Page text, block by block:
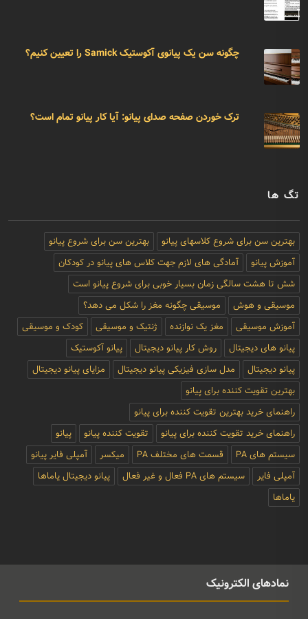
چگونه سن یک پیانوی آکوستیک Samick را تعیین کنیم؟
ترک خوردن صفحه صدای پیانو: آیا کار پیانو تمام است؟
تگ ها
بهترین سن برای شروع کلاسهای پیانو
بهترین سن برای شروع پیانو
آموزش پیانو
آمادگی های لازم جهت کلاس های پیانو در کودکان
شش تا هشت سالگی زمان بسیار خوبی برای شروع پیانو است
موسیقی و هوش
موسیقی چگونه مغز را شکل می دهد؟
آموزش موسیقی
مغز یک نوازنده ژنتیک و موسیقی
کودک و موسیقی
پیانو های دیجیتال
روش کار پیانو دیجیتال
پیانو آکوستیک
پیانو دیجیتال
مدل سازی فیزیکی پیانو دیجیتال
مزایای پیانو دیجیتال
بهترین تقویت کننده برای پیانو
راهنمای خرید بهترین تقویت کننده برای پیانو
راهنمای خرید تقویت کننده برای پیانو
تقویت کننده پیانو
پیانو
سیستم های PA
قسمت های مختلف PA میکسر
آمپلی فایر پیانو
آمپلی فایر
سیستم های PA فعال و غیر فعال
پیانو دیجیتال یاماها
یاماها
نمادهای الکترونیک